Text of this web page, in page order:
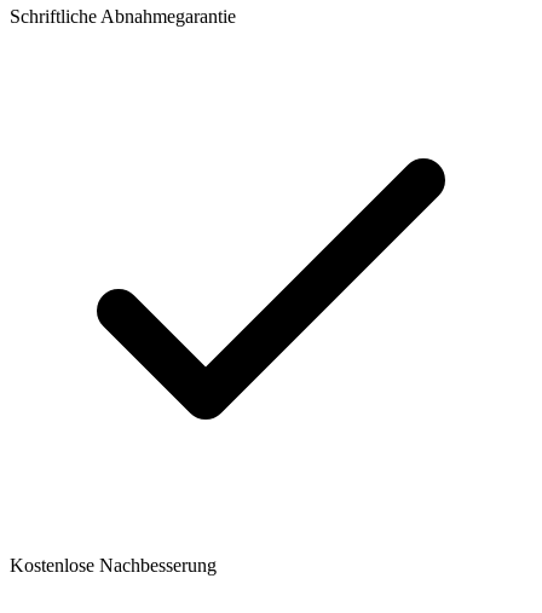
Schriftliche Abnahmegarantie
Kostenlose Nachbesserung